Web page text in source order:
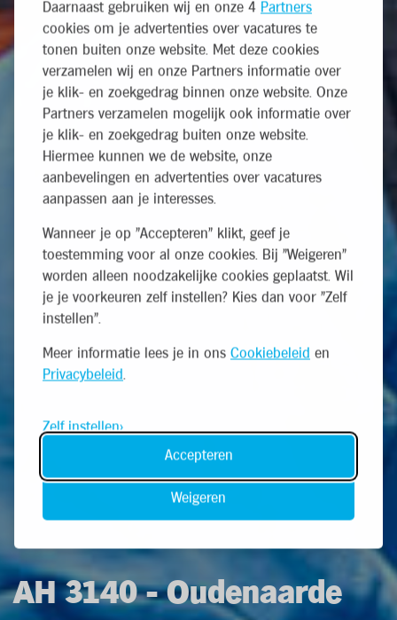
Daarnaast gebruiken wij en onze 4 Partners
cookies om je advertenties over vacatures te
tonen buiten onze website. Met deze cookies
verzamelen wij en onze Partners informatie over
je klik- en zoekgedrag binnen onze website. Onze
Partners verzamelen mogelijk ook informatie over
je klik- en zoekgedrag buiten onze website.
Hiermee kunnen we de website, onze
aanbevelingen en advertenties over vacatures
aanpassen aan je interesses.
Wanneer je op "Accepteren" klikt, geef je
toestemming voor al onze cookies. Bij "Weigeren"
worden alleen noodzakelijke cookies geplaatst. Wil
je je voorkeuren zelf instellen? Kies dan voor "Zelf
instellen".
Meer informatie lees je in ons Cookiebeleid en
Privacybeleid.
Zelf instellen
Weigeren
Accepteren
AH 3140 - Oudenaarde